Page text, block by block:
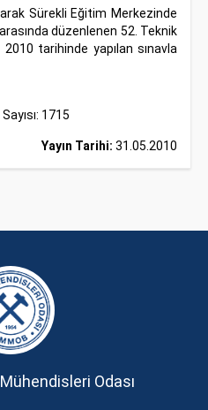
Sürekli Eğitim Merkezinde
düzenlenen 52. Teknik
tarihinde yapılan sınavla
1715
Yayın Tarihi: 31.05.2010
Odası